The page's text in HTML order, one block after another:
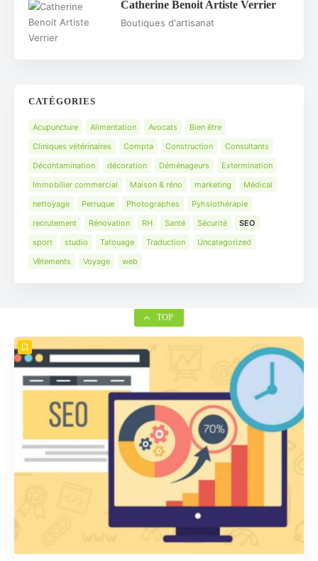
Catherine Benoit Artiste Verrier
Boutiques d'artisanat
CATÉGORIES
Acupuncture Alimentation Avocats
Bien être
Cliniques vétérinaires
Compta Construction
Consultants
Décontamination
décoration Déménageurs
Extermination
Immobilier commercial
Maison & réno marketing
Médical
nettoyage
Perruque Photographes
Pyhsiothérapie
recrutement
Rénovation RH Santé Sécurité
SEO
sport
studio Tatouage Traduction
Uncategorized
Vêtements
Voyage web
TOP